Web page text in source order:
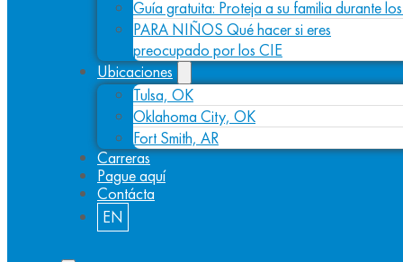
Guía gratuita: Proteja a su familia durante
PARA NIÑOS Qué hacer si eres
preocupado por los CIE
Ubicaciones
Tulsa, OK
Oklahoma City, OK
Fort Smith, AR
Carreras
Pague aquí
Contácta
EN